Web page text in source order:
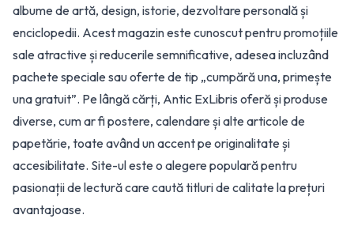
albume de artă, design, istorie, dezvoltare personală și
enciclopedii. Acest magazin este cunoscut pentru promoțiile
sale atractive și reducerile semnificative, adesea incluzând
pachete speciale sau oferte de tip „cumpără una, primește
una gratuit”. Pe lângă cărți, Antic ExLibris oferă și produse
diverse, cum ar fi postere, calendare și alte articole de
papetărie, toate având un accent pe originalitate și
accesibilitate. Site-ul este o alegere populară pentru
pasionații de lectură care caută titluri de calitate la prețuri
avantajoase.